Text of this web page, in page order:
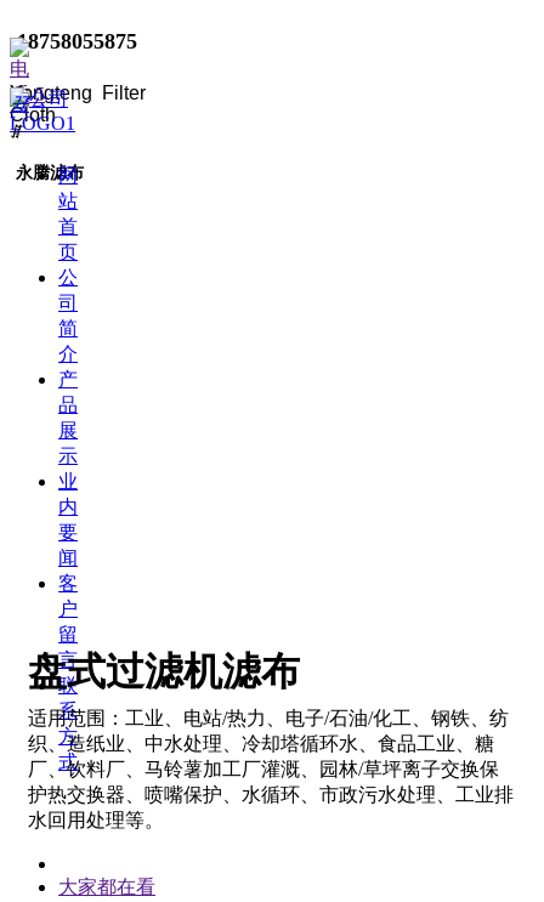
18758055875
Yongteng Filter
Cloth
永腾滤布
끀
ꁲ
网
站
首
页
公
司
简
介
产
品
展
示
业
内
要
闻
客
户
留
言
联
系
方
式
盘式过滤机滤布
适用范围：工业、电站/热力、电子/石油/化工、钢铁、纺
织、造纸业、中水处理、冷却塔循环水、食品工业、糖
厂、饮料厂、马铃薯加工厂灌溉、园林/草坪离子交换保
护热交换器、喷嘴保护、水循环、市政污水处理、工业排
水回用处理等。
大家都在看